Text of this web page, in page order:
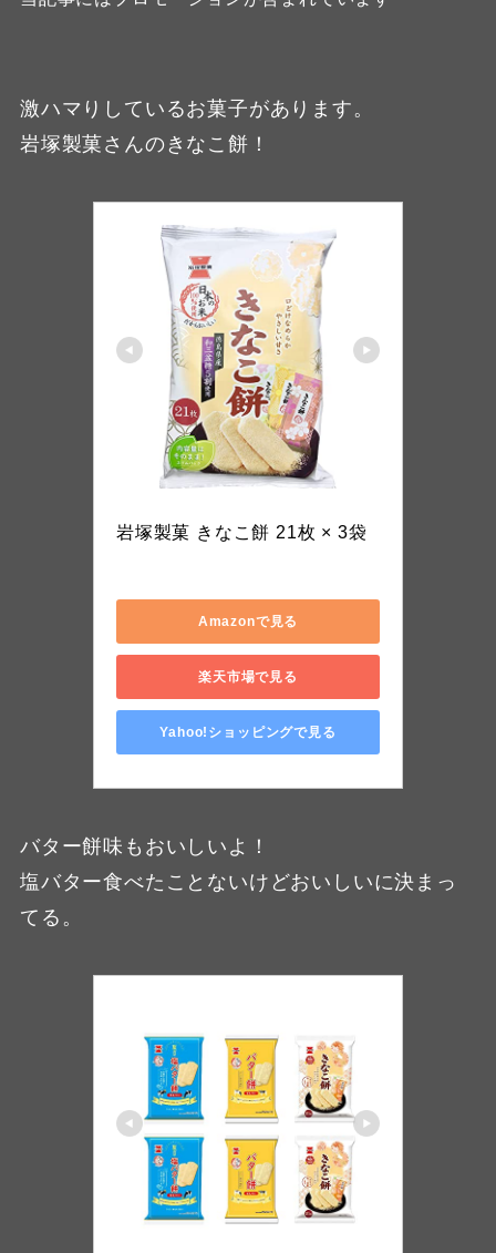
激ハマりしているお菓子があります。
岩塚製菓さんのきなこ餅！
岩塚製菓 きなこ餅 21枚 × 3袋
Amazonで見る
楽天市場で見る
Yahoo!ショッピングで見る
バター餅味もおいしいよ！
塩バター食べたことないけどおいしいに決まっ
てる。